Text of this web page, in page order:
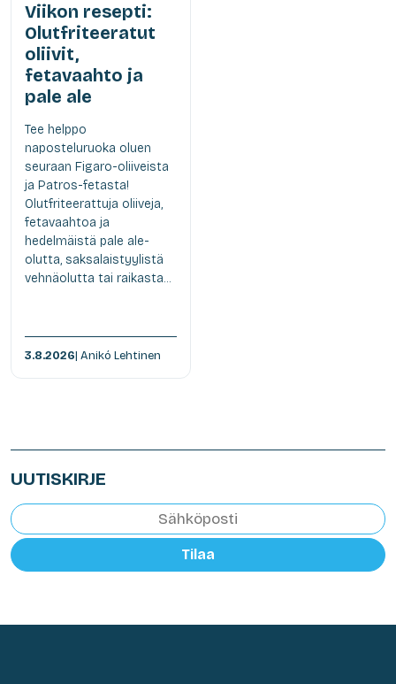
Viikon resepti:
Olutfriteeratut
oliivit,
fetavaahto ja
pale ale
Tee helppo
naposteluruoka oluen
seuraan Figaro-oliiveista
ja Patros-fetasta!
Olutfriteerattuja oliiveja,
fetavaahtoa ja
hedelmäistä pale ale-
olutta, saksalaistyylistä
vehnäolutta tai raikasta...
3.8.2026| Anikó Lehtinen
UUTISKIRJE
Tilaa